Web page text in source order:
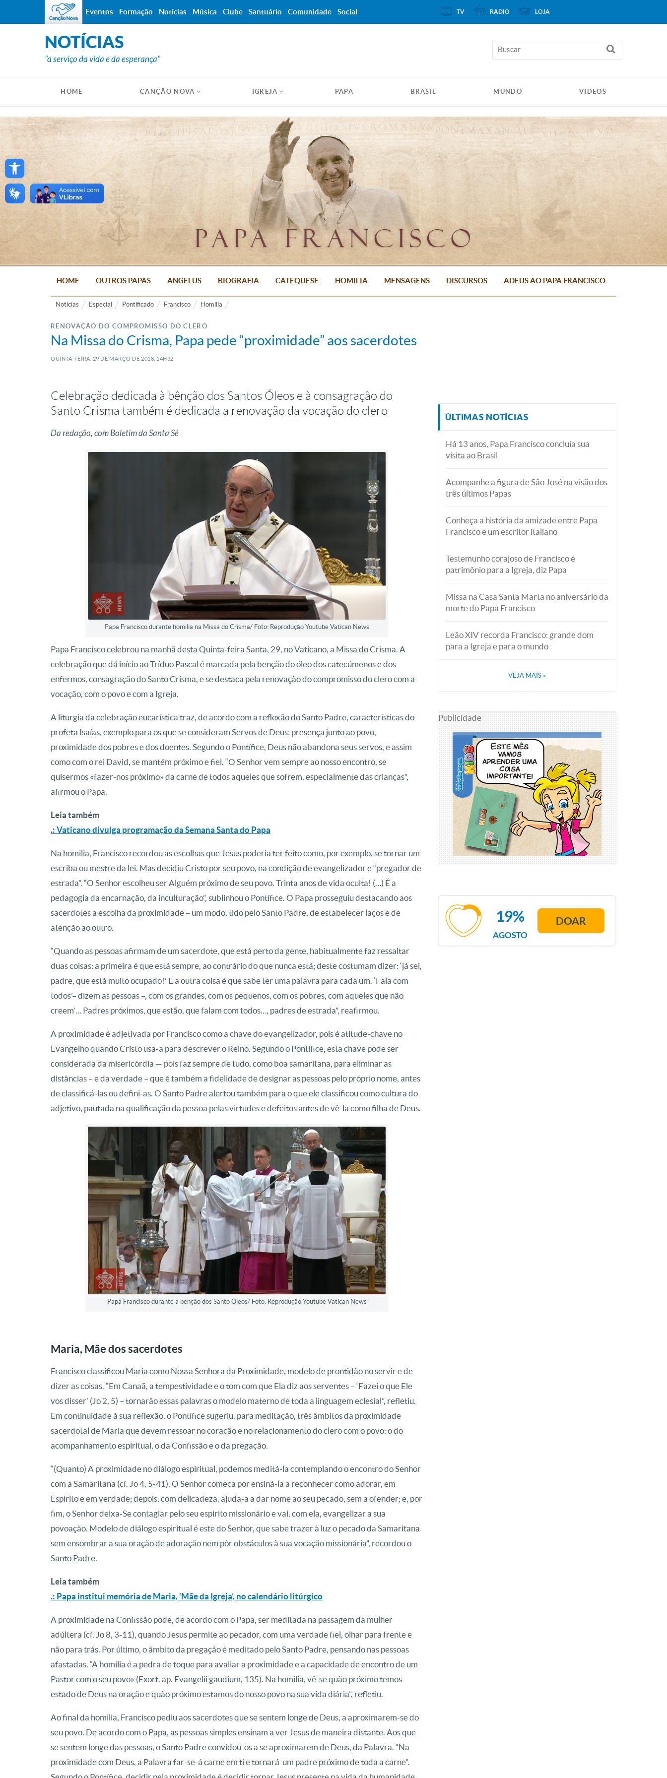
Open toolbar
NOTÍCIAS
"a serviço da vida e da esperança"
HOME CANÇÃO NOVA IGREJA PAPA BRASIL MUNDO VIDEOS
HOME OUTROS PAPAS ANGELUS BIOGRAFIA CATEQUESE HOMILIA MENSAGENS DISCURSOS ADEUS AO PAPA FRANCISCO
Notícias Especial Pontificado Francisco Homilia
RENOVAÇÃO DO COMPROMISSO DO CLERO
Na Missa do Crisma, Papa pede “proximidade” aos sacerdotes
QUINTA-FEIRA, 29 DE MARÇO DE 2018, 14H32
Celebração dedicada à bênção dos Santos Óleos e à consagração do
Santo Crisma também é dedicada a renovação da vocação do clero
Da redação, com Boletim da Santa Sé
Papa Francisco durante homilia na Missa do Crisma/ Foto: Reprodução Youtube Vatican News
Papa Francisco celebrou na manhã desta Quinta-feira Santa, 29, no Vaticano, a Missa do Crisma. A
celebração que dá início ao Tríduo Pascal é marcada pela benção do óleo dos catecúmenos e dos
enfermos, consagração do Santo Crisma, e se destaca pela renovação do compromisso do clero com a
vocação, com o povo e com a Igreja.
A liturgia da celebração eucarística traz, de acordo com a reflexão do Santo Padre, características do
profeta Isaías, exemplo para os que se consideram Servos de Deus: presença junto ao povo,
proximidade dos pobres e dos doentes. Segundo o Pontífice, Deus não abandona seus servos, e assim
como com o rei David, se mantém próximo e fiel. “O Senhor vem sempre ao nosso encontro, se
quisermos «fazer-nos próximo» da carne de todos aqueles que sofrem, especialmente das crianças”,
afirmou o Papa.
Leia também
.: Vaticano divulga programação da Semana Santa do Papa
Na homilia, Francisco recordou as escolhas que Jesus poderia ter feito como, por exemplo, se tornar um
escriba ou mestre da lei. Mas decidiu Cristo por seu povo, na condição de evangelizador e “pregador de
estrada”. “O Senhor escolheu ser Alguém próximo de seu povo. Trinta anos de vida oculta! (…) É a
pedagogia da encarnação, da inculturação”, sublinhou o Pontífice. O Papa prosseguiu destacando aos
sacerdotes a escolha da proximidade – um modo, tido pelo Santo Padre, de estabelecer laços e de
atenção ao outro.
“Quando as pessoas afirmam de um sacerdote, que está perto da gente, habitualmente faz ressaltar
duas coisas: a primeira é que está sempre, ao contrário do que nunca está; deste costumam dizer: ‘já sei,
padre, que está muito ocupado!’ E a outra coisa é que sabe ter uma palavra para cada um. ‘Fala com
todos’– dizem as pessoas –, com os grandes, com os pequenos, com os pobres, com aqueles que não
creem’… Padres próximos, que estão, que falam com todos…, padres de estrada”, reafirmou.
A proximidade é adjetivada por Francisco como a chave do evangelizador, pois é atitude-chave no
Evangelho quando Cristo usa-a para descrever o Reino. Segundo o Pontífice, esta chave pode ser
considerada da misericórdia — pois faz sempre de tudo, como boa samaritana, para eliminar as
distâncias – e da verdade – que é também a fidelidade de designar as pessoas pelo próprio nome, antes
de classificá-las ou defini-as. O Santo Padre alertou também para o que ele classificou como cultura do
adjetivo, pautada na qualificação da pessoa pelas virtudes e defeitos antes de vê-la como filha de Deus.
Papa Francisco durante a benção dos Santo Óleos/ Foto: Reprodução Youtube Vatican News
Maria, Mãe dos sacerdotes
Francisco classificou Maria como Nossa Senhora da Proximidade, modelo de prontidão no servir e de
dizer as coisas. “Em Canaã, a tempestividade e o tom com que Ela diz aos serventes – ‘Fazei o que Ele
vos disser’ (Jo 2, 5) – tornarão essas palavras o modelo materno de toda a linguagem eclesial”, refletiu.
Em continuidade à sua reflexão, o Pontífice sugeriu, para meditação, três âmbitos da proximidade
sacerdotal de Maria que devem ressoar no coração e no relacionamento do clero com o povo: o do
acompanhamento espiritual, o da Confissão e o da pregação.
“(Quanto) A proximidade no diálogo espiritual, podemos meditá-la contemplando o encontro do Senhor
com a Samaritana (cf. Jo 4, 5-41). O Senhor começa por ensiná-la a reconhecer como adorar, em
Espírito e em verdade; depois, com delicadeza, ajuda-a a dar nome ao seu pecado, sem a ofender; e, por
fim, o Senhor deixa-Se contagiar pelo seu espírito missionário e vai, com ela, evangelizar a sua
povoação. Modelo de diálogo espiritual é este do Senhor, que sabe trazer à luz o pecado da Samaritana
sem ensombrar a sua oração de adoração nem pôr obstáculos à sua vocação missionária”, recordou o
Santo Padre.
Leia também
.: Papa institui memória de Maria, ‘Mãe da Igreja’, no calendário litúrgico
A proximidade na Confissão pode, de acordo com o Papa, ser meditada na passagem da mulher
adúltera (cf. Jo 8, 3-11), quando Jesus permite ao pecador, com uma verdade fiel, olhar para frente e
não para trás. Por último, o âmbito da pregação é meditado pelo Santo Padre, pensando nas pessoas
afastadas. “A homilia é a pedra de toque para avaliar a proximidade e a capacidade de encontro de um
Pastor com o seu povo» (Exort. ap. Evangelii gaudium, 135). Na homilia, vê-se quão próximo temos
estado de Deus na oração e quão próximo estamos do nosso povo na sua vida diária”, refletiu.
Ao final da homilia, Francisco pediu aos sacerdotes que se sentem longe de Deus, a aproximarem-se do
seu povo. De acordo com o Papa, as pessoas simples ensinam a ver Jesus de maneira distante. Aos que
se sentem longe das pessoas, o Santo Padre convidou-os a se aproximarem de Deus, da Palavra. “Na
proximidade com Deus, a Palavra far-se-á carne em ti e tornará um padre próximo de toda a carne”.
ÚLTIMAS NOTÍCIAS
Há 13 anos, Papa Francisco concluía sua
visita ao Brasil
Acompanhe a figura de São José na visão dos
três últimos Papas
Conheça a história da amizade entre Papa
Francisco e um escritor italiano
Testemunho corajoso de Francisco é
patrimônio para a Igreja, diz Papa
Missa na Casa Santa Marta no aniversário da
morte do Papa Francisco
Leão XIV recorda Francisco: grande dom
para a Igreja e para o mundo
VEJA MAIS »
Publicidade
AGOSTO
19% DOAR
Eventos Formação Notícias Música Clube Santuário Comunidade Social TV RÁDIO LOJA